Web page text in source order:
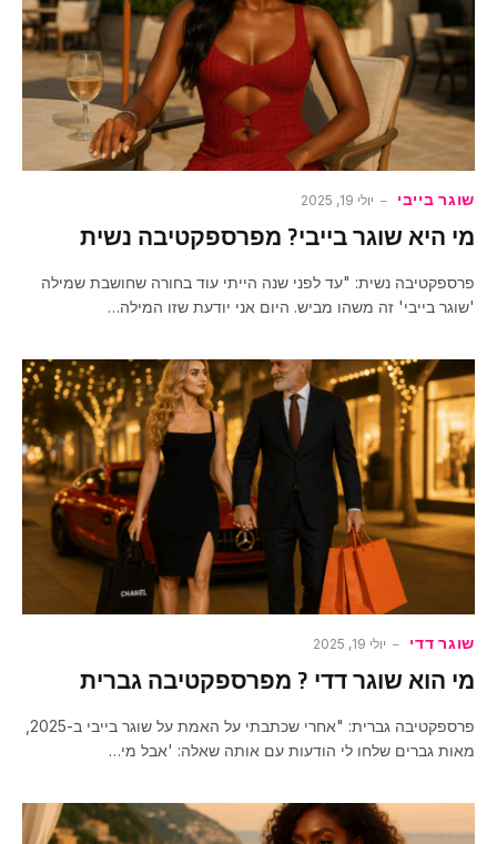
שוגר בייבי יולי 19, 2025
מי היא שוגר בייבי? מפרספקטיבה נשית
פרספקטיבה נשית: "עד לפני שנה הייתי עוד בחורה שחושבת שמילה
'שוגר בייבי' זה משהו מביש. היום אני יודעת שזו המילה…
שוגר דדי יולי 19, 2025
מי הוא שוגר דדי ? מפרספקטיבה גברית
מאות גברים שלחו לי הודעות עם אותה שאלה: 'אבל מי…